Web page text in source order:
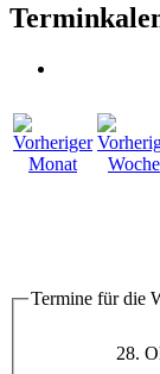
Termine für die
28.